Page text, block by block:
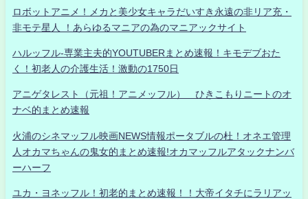
ロボットアニメ！メカと美少女キャラだいすき永遠の非リア充・
非モテ星人 ！あらゆるマニアの為のマニアックサイト
ハルッフル-専業主夫的YOUTUBERまとめ速報！キモデブおた
く！初老人の介護生活！激動の1750日
アニゲタレスト（元祖！アニメッフル） ひきこもりニートのオ
ナベ的まとめ速報
火浦のシネマッフル映画NEWS情報ポータブルの杜！オネエ管理
人オカマちゃんの鬼女的まとめ速報!オカマッフルアタックナンバ
ーハーフ
ユカ・ヨネッフル！初老的まとめ速報！！大帝イタチにラリアッ